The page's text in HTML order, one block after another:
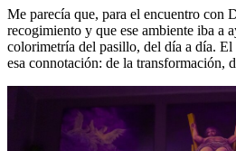
Me parecía que, para el encuentro con
recogimiento y que ese ambiente iba a
colorimetría del pasillo, del día a día. El
esa connotación: de la transformación,